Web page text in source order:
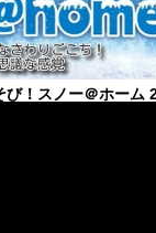
び！スノー＠ホーム